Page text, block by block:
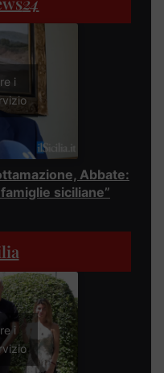
i
Abbate:
siciliane”
i